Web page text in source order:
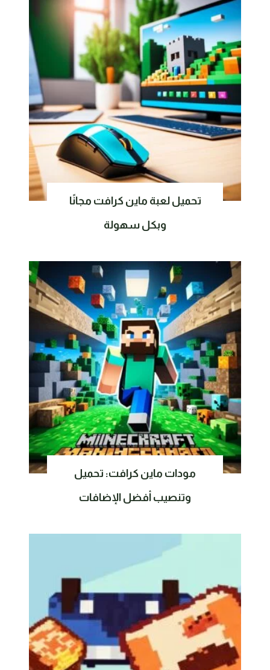
تحميل لعبة ماين كرافت مجانًا
وبكل سهولة
مودات ماين كرافت: تحميل
وتنصيب أفضل الإضافات